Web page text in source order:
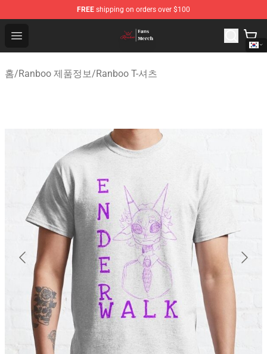
FREE shipping on orders over $100
Open menu
Ranboo Shop - Official Ranboo Merchandise Store
홈/Ranboo 제품정보/Ranboo T-셔츠